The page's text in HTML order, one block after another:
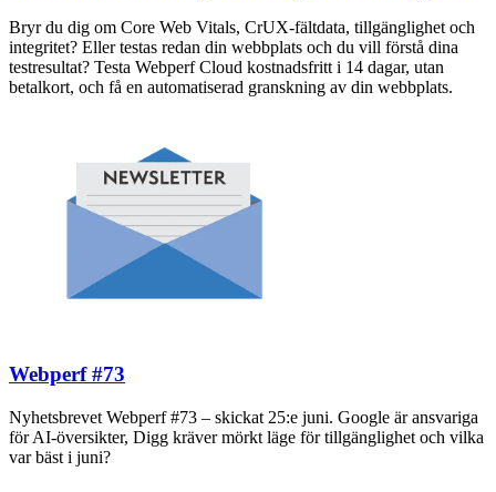
Bryr du dig om Core Web Vitals, CrUX-fältdata, tillgänglighet och
integritet? Eller testas redan din webbplats och du vill förstå dina
testresultat? Testa Webperf Cloud kostnadsfritt i 14 dagar, utan
betalkort, och få en automatiserad granskning av din webbplats.
Webperf #73
Nyhetsbrevet Webperf #73 – skickat 25:e juni. Google är ansvariga
för AI-översikter, Digg kräver mörkt läge för tillgänglighet och vilka
var bäst i juni?